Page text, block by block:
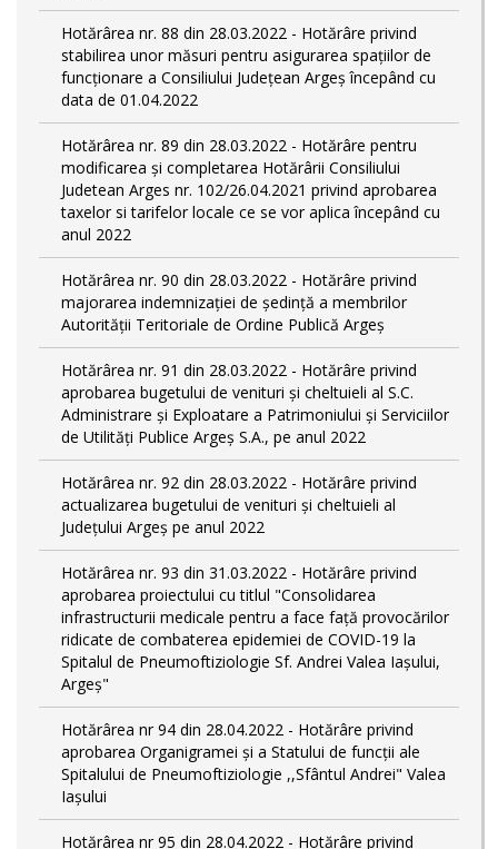
Hotărârea nr. 88 din 28.03.2022 - Hotărâre privind
stabilirea unor măsuri pentru asigurarea spațiilor de
funcționare a Consiliului Județean Argeș începând cu
data de 01.04.2022
Hotărârea nr. 89 din 28.03.2022 - Hotărâre pentru
modificarea și completarea Hotărârii Consiliului
Judetean Arges nr. 102/26.04.2021 privind aprobarea
taxelor si tarifelor locale ce se vor aplica începând cu
anul 2022
Hotărârea nr. 90 din 28.03.2022 - Hotărâre privind
majorarea indemnizației de ședință a membrilor
Autorității Teritoriale de Ordine Publică Argeș
Hotărârea nr. 91 din 28.03.2022 - Hotărâre privind
aprobarea bugetului de venituri și cheltuieli al S.C.
Administrare și Exploatare a Patrimoniului și Serviciilor
de Utilități Publice Argeș S.A., pe anul 2022
Hotărârea nr. 92 din 28.03.2022 - Hotărâre privind
actualizarea bugetului de venituri și cheltuieli al
Județului Argeș pe anul 2022
Hotărârea nr. 93 din 31.03.2022 - Hotărâre privind
aprobarea proiectului cu titlul "Consolidarea
infrastructurii medicale pentru a face față provocărilor
ridicate de combaterea epidemiei de COVID-19 la
Spitalul de Pneumoftiziologie Sf. Andrei Valea Iașului,
Argeș"
Hotărârea nr 94 din 28.04.2022 - Hotărâre privind
aprobarea Organigramei și a Statului de funcții ale
Spitalului de Pneumoftiziologie ,,Sfântul Andrei" Valea
Iașului
Hotărârea nr 95 din 28.04.2022 - Hotărâre privind